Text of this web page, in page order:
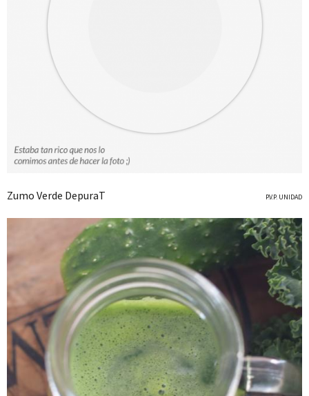
Zumo Verde DepuraT P.V.P. UNIDAD